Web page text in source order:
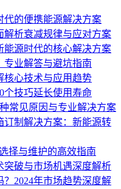
代的便携能源解决方案
解析衰减规律与应对方案
能源时代的核心解决方案
专业解答与避坑指南
核心技术与应用趋势
个技巧延长使用寿命
常见原因与专业解决方案
订制解决方案：新能源转
择与维护的高效指南
突破与市场机遇深度解析
2024年市场趋势深度解